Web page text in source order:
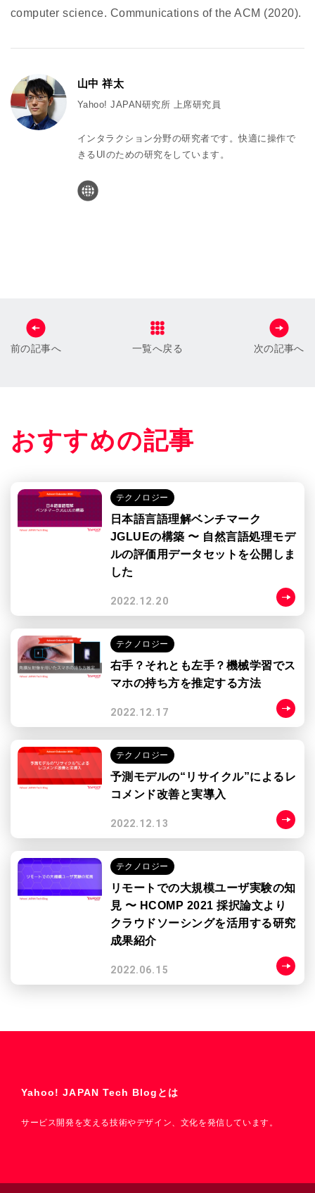
computer science. Communications of the ACM (2020).
山中 祥太
Yahoo! JAPAN研究所 上席研究員
インタラクション分野の研究者です。快適に操作で
きるUIのための研究をしています。
前の記事へ 一覧へ戻る 次の記事へ
おすすめの記事
テクノロジー
日本語言語理解ベンチマーク
JGLUEの構築 〜 自然言語処理モデ
ルの評価用データセットを公開しま
した
2022.12.20
テクノロジー
右手？それとも左手？機械学習でス
マホの持ち方を推定する方法
2022.12.17
テクノロジー
予測モデルの“リサイクル”によるレ
コメンド改善と実導入
2022.12.13
テクノロジー
リモートでの大規模ユーザ実験の知
見 〜 HCOMP 2021 採択論文より
クラウドソーシングを活用する研究
成果紹介
2022.06.15
Yahoo! JAPAN Tech Blogとは
サービス開発を支える技術やデザイン、文化を発信しています。